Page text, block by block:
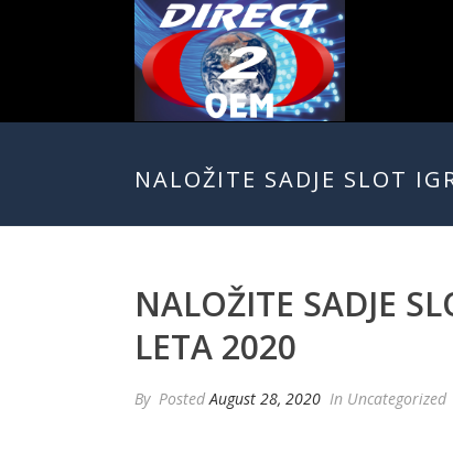
NALOŽITE SADJE SLOT
NALOŽITE SADJE
LETA 2020
By PostedAugust 28, 2020 In Uncategorized